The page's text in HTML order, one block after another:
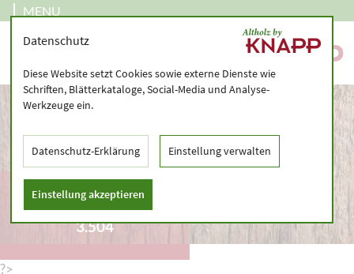
MENU
9.711.111.771 – GEÖLT
– LÄNGE < 230 CM -
3.504
?>
Datenschutz
Diese Website setzt Cookies sowie externe Dienste wie
Schriften, Blätterkataloge, Social-Media und Analyse-
Werkzeuge ein.
Datenschutz-Erklärung Einstellung verwalten
Einstellung akzeptieren